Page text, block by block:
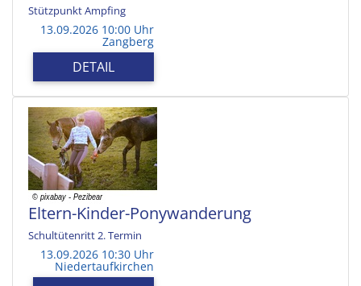
Stützpunkt Ampfing
13.09.2026 10:00 Uhr
Zangberg
DETAIL
Eltern-Kinder-Ponywanderung
Schultütenritt 2. Termin
13.09.2026 10:30 Uhr
Niedertaufkirchen